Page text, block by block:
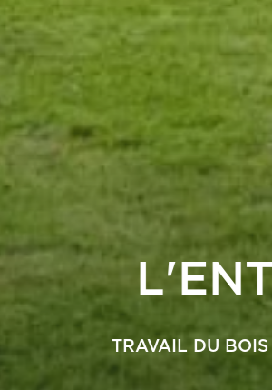
TRAVAIL DU BOIS